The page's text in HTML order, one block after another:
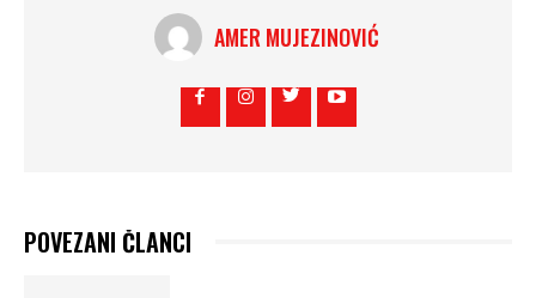
AMER MUJEZINOVIĆ
POVEZANI ČLANCI